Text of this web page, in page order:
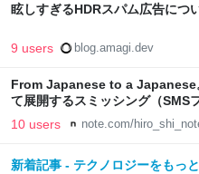
眩しすぎるHDRスパム広告につ
9 users blog.amagi.dev
From Japanese to a Japanese
て展開するスミッシング（SMS
10 users note.com/
新着記事 - テクノロジーをもっ